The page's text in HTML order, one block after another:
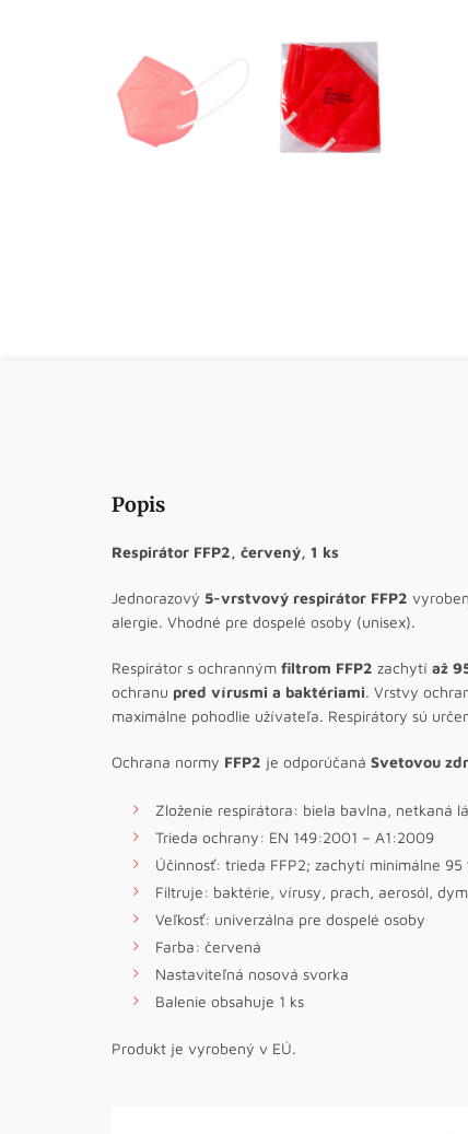
Popis
Respirátor FFP2, červený, 1 ks
Jednorazový 5-vrstvový respirátor FFP2
alergie. Vhodné pre dospelé osoby (unisex).
Respirátor s ochranným filtrom FFP2 zachytí až
ochranu pred vírusmi a baktériami. Vrstvy
maximálne pohodlie užívateľa. Respirátory sú
Ochrana normy FFP2 je odporúčaná Svetovou
Zloženie respirátora: biela bavlna, netkaná
Trieda ochrany: EN 149:2001 – A1:2009
Účinnosť: trieda FFP2; zachytí minimálne
Filtruje: baktérie, vírusy, prach, aerosól,
Veľkosť: univerzálna pre dospelé osoby
Farba: červená
Nastaviteľná nosová svorka
Balenie obsahuje 1 ks
Produkt je vyrobený v EÚ.